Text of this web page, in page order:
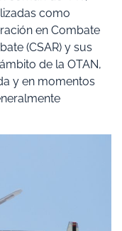
como
en Combate
(CSAR) y sus
de la OTAN,
y en momentos